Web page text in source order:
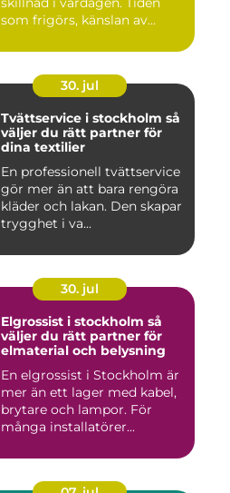
som frigörs, känslan av
30. jul
Tvättservice i stockholm så
väljer du rätt partner för
dina textilier
En professionell tvättservice
gör mer än att bara rengöra
kläder och lakan. Den skapar
trygghet i va...
30. jul
Elgrossist i stockholm så
väljer du rätt partner för
elmaterial och belysning
En elgrossist i Stockholm är
mer än ett lager med kabel,
brytare och lampor. För
många installatörer...